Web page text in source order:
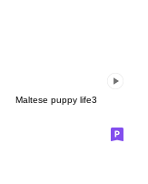
Maltese puppy life3